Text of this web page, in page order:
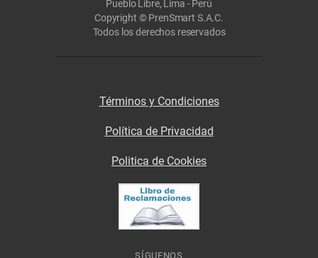
Pueblo Libre, Lima - Perú
Copyright © PrenSmart S.A.C.
Todos los derechos reservados
Términos y Condiciones
Política de Privacidad
Politica de Cookies
SÍGUENOS